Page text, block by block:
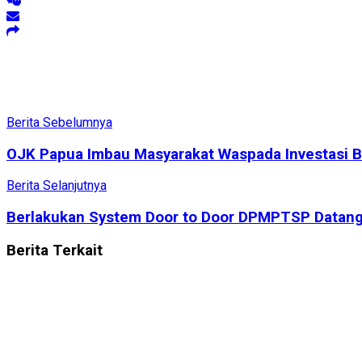
Berita Sebelumnya
OJK Papua Imbau Masyarakat Waspada Investasi
Berita Selanjutnya
Berlakukan System Door to Door DPMPTSP
Berita Terkait